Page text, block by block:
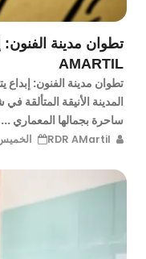
تطوان مدينة
AMARTIL
المدينة الأنيقة
ساحرة بجمالها المعماري ...
الخميس، 1 يونيو 2023